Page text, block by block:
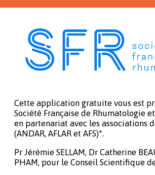
Cette application gratuite vous est
Société Française de Rhumatologie
en partenariat avec les associations
(ANDAR, AFLAR et AFS)*.
Pr Jérémie SELLAM, Dr Catherine
PHAM, pour le Conseil Scientifique